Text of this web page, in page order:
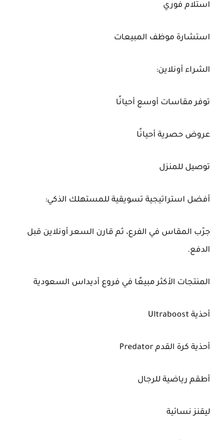
استلام فوري
استشارة موظف المبيعات
الشراء أونلاين:
توفر مقاسات أوسع أحيانًا
عروض حصرية أحيانًا
توصيل للمنزل
أفضل استراتيجية تسويقية للمستهلك الذكي:
جرّب المقاس في الفرع، ثم قارن السعر أونلاين قبل
الدفع.
المنتجات الأكثر مبيعًا في فروع أديداس السعودية
أحذية Ultraboost
أحذية كرة القدم Predator
أطقم رياضية للرجال
ليقنز نسائية